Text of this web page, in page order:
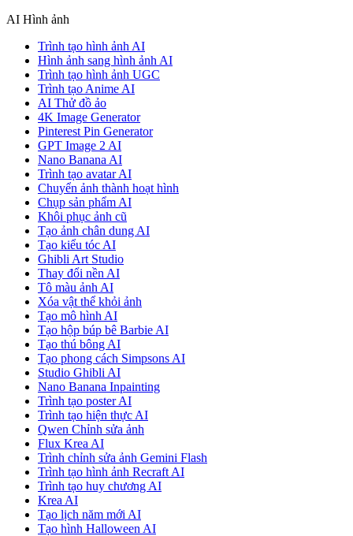
AI Hình ảnh
Trình tạo hình ảnh AI
Hình ảnh sang hình ảnh AI
Trình tạo hình ảnh UGC
Trình tạo Anime AI
AI Thử đồ ảo
4K Image Generator
Pinterest Pin Generator
GPT Image 2 AI
Nano Banana AI
Trình tạo avatar AI
Chuyển ảnh thành hoạt hình
Chụp sản phẩm AI
Khôi phục ảnh cũ
Tạo ảnh chân dung AI
Tạo kiểu tóc AI
Ghibli Art Studio
Thay đổi nền AI
Tô màu ảnh AI
Xóa vật thể khỏi ảnh
Tạo mô hình AI
Tạo hộp búp bê Barbie AI
Tạo thú bông AI
Tạo phong cách Simpsons AI
Studio Ghibli AI
Nano Banana Inpainting
Trình tạo poster AI
Trình tạo hiện thực AI
Qwen Chỉnh sửa ảnh
Flux Krea AI
Trình chỉnh sửa ảnh Gemini Flash
Trình tạo hình ảnh Recraft AI
Trình tạo huy chương AI
Krea AI
Tạo lịch năm mới AI
Tạo hình Halloween AI